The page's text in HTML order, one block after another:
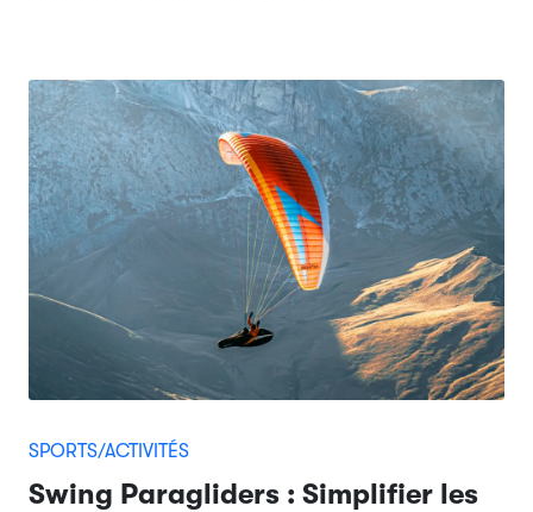
SPORTS/ACTIVITÉS
Swing Paragliders : Simplifier les